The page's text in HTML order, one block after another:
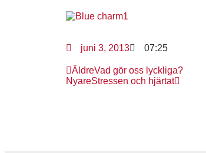
juni 3, 2013 07:25
ÄldreVad gör oss lyckliga?
NyareStressen och hjärtat